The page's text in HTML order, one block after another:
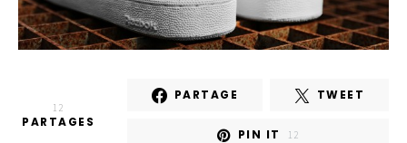
12
PARTAGES
PARTAGE TWEET
PIN IT 12